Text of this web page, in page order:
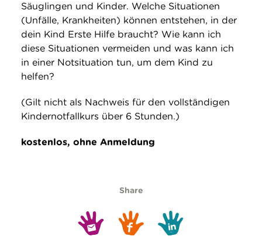
Suche
Säuglingen und Kinder. Welche Situationen
(Unfälle, Krankheiten) können entstehen, in der
dein Kind Erste Hilfe braucht? Wie kann ich
diese Situationen vermeiden und was kann ich
in einer Notsituation tun, um dem Kind zu
helfen?
(Gilt nicht als Nachweis für den vollständigen
Kindernotfallkurs über 6 Stunden.)
kostenlos, ohne Anmeldung
Share